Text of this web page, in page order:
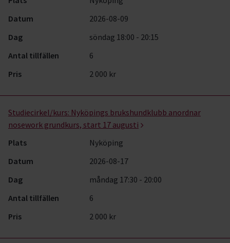
Datum
2026-08-09
Dag
söndag 18:00 - 20:15
Antal tillfällen
6
Pris
2 000 kr
Studiecirkel/kurs: Nyköpings brukshundklubb anordnar
nosework grundkurs, start 17 augusti
Plats
Nyköping
Datum
2026-08-17
Dag
måndag 17:30 - 20:00
Antal tillfällen
6
Pris
2 000 kr